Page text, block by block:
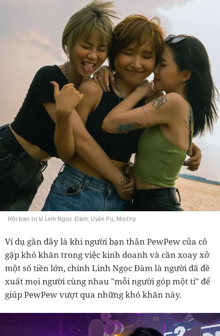
Hội bạn tri kỉ Linh Ngọc Đàm, Uyên Pu, Misthy
Ví dụ gần đây là khi người bạn thân PewPew của cô
gặp khó khăn trong việc kinh doanh và cần xoay xở
một số tiền lớn, chính Linh Ngọc Đàm là người đã đề
xuất mọi người cùng nhau "mỗi người góp một tí" để
giúp PewPew vượt qua những khó khăn này.